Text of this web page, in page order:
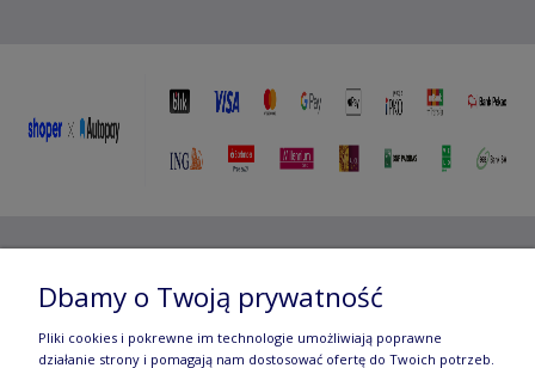
Jerozolimskie 49, 00-696 Warszawa | e-mail:
manufaktura.com|
Dbamy o Twoją prywatność
Pliki cookies i pokrewne im technologie umożliwiają poprawne
działanie strony i pomagają nam dostosować ofertę do Twoich potrzeb.